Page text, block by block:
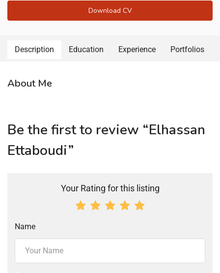
Download CV
Description Education Experience Portfolios
About Me
Be the first to review “Elhassan
Ettaboudi”
Your Rating for this listing
Name